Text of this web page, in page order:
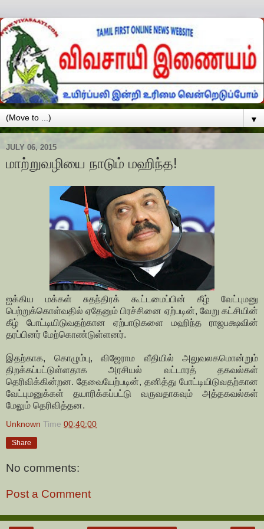
▼
JULY 06, 2015
மாற்றுவழியை நாடும் மஹிந்த!
ஐக்கிய மக்கள் சுதந்திரக் கூட்டமைப்பின் கீழ் வேட்புமனு
பெற்றுக்கொள்வதில் ஏதேனும் பிரச்சினை ஏற்படின், வேறு கட்சியின்
கீழ் போட்டியிடுவதற்கான ஏற்பாடுகளை மஹிந்த ராஜபக்ஷவின்
தரப்பினர் மேற்கொண்டுள்ளனர்.
இதற்காக, கொழும்பு, விஜேராம வீதியில் அலுவலகமொன்றும்
திறக்கப்பட்டுள்ளதாக அரசியல் வட்டாரத் தகவல்கள்
தெரிவிக்கின்றன. தேவையேற்படின், தனித்து போட்டியிடுவதற்கான
வேட்புமனுக்கள் தயாரிக்கப்பட்டு வருவதாகவும் அத்தகவல்கள்
மேலும் தெரிவித்தன.
Unknown Time 00:40:00
Share
No comments:
Post a Comment